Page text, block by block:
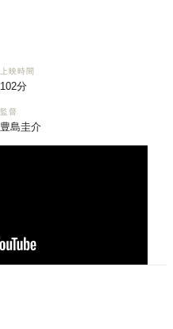
上映時間
102分
監督
豊島圭介